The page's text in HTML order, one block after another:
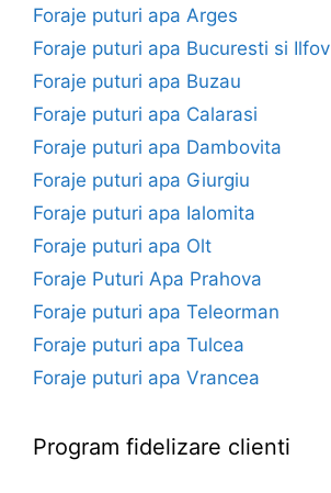
Foraje puturi apa Arges
Foraje puturi apa Bucuresti si Ilfov
Foraje puturi apa Buzau
Foraje puturi apa Calarasi
Foraje puturi apa Dambovita
Foraje puturi apa Giurgiu
Foraje puturi apa Ialomita
Foraje puturi apa Olt
Foraje Puturi Apa Prahova
Foraje puturi apa Teleorman
Foraje puturi apa Tulcea
Foraje puturi apa Vrancea
Program fidelizare clienti